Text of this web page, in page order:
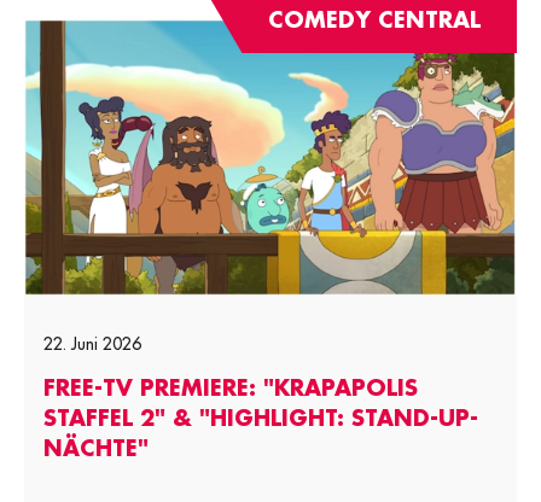
COMEDY CENTRAL
22. Juni 2026
FREE-TV PREMIERE: "KRAPAPOLIS
STAFFEL 2" & "HIGHLIGHT: STAND-UP-
NÄCHTE"